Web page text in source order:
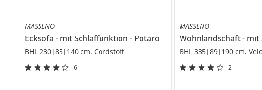
MASSENO
Ecksofa mit Schlaffunktion Potaro
BHL 230|85|140 cm, Cordstoff
6
MASSENO
Wohnlandschaft mit
BHL 335|89|190 cm,
2